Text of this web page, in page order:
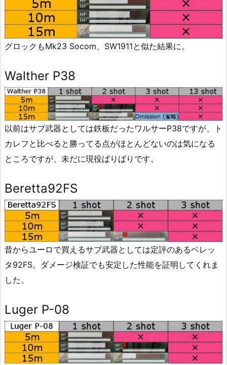
グロックもMk23 Socom、SW1911と似た結果に。
Walther P38
以前はサブ武器としては鉄板だったワルサーP38ですが、ト
カレフと比べると勝ってる点がほとんどないのは気になる
ところですが、未だに現役ばりばりです。
Beretta92FS
昔からユーロで買えるサブ武器としては定評のあるベレッ
タ92FS。ダメージ検証でも安定した性能を証明してくれま
した。
Luger P-08